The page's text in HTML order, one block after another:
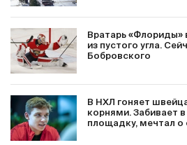
Вратарь
из пустого угла.
Бобровского
В НХЛ гоняет
корнями. Забивает
площадку, мечтал о